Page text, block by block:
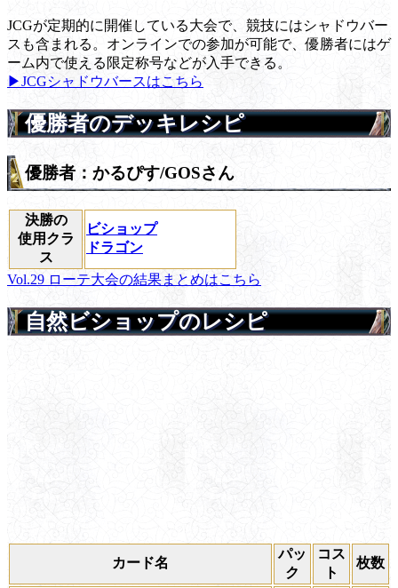
JCGが定期的に開催している大会で、競技にはシャドウバー
スも含まれる。オンラインでの参加が可能で、優勝者にはゲ
ーム内で使える限定称号などが入手できる。
▶JCGシャドウバースはこちら
優勝者のデッキレシピ
優勝者：かるぴす/GOSさん
決勝の
使用クラ
ス
ビショップ
ドラゴン
Vol.29 ローテ大会の結果まとめはこちら
自然ビショップのレシピ
カード名
パッ
ク
コス
ト
枚数